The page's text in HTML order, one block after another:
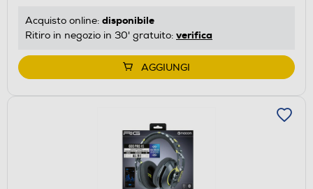
Acquisto online: disponibile
Ritiro in negozio in 30' gratuito: verifica
AGGIUNGI